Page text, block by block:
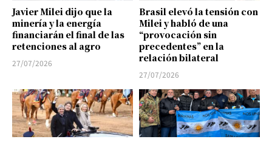
Javier Milei dijo que la
minería y la energía
financiarán el final de las
retenciones al agro
27/07/2026
Brasil elevó la tensión con
Milei y habló de una
“provocación sin
precedentes” en la
relación bilateral
27/07/2026